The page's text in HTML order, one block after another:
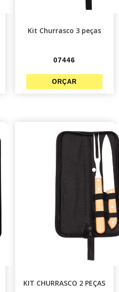
Kit Churrasco 3 peças
07446
KIT CHURRASCO 2 PEÇAS